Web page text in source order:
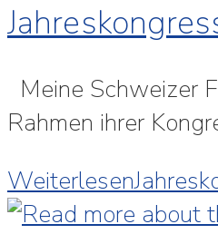
Meine Schweizer
Rahmen ihrer
Weiterlesen